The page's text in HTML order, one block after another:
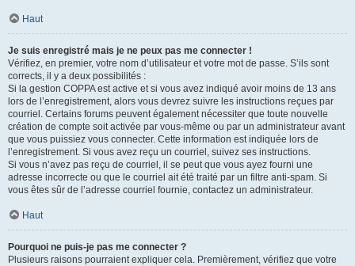
Haut
Je suis enregistré mais je ne peux pas me connecter !
Vérifiez, en premier, votre nom d’utilisateur et votre mot de passe. S’ils sont
corrects, il y a deux possibilités :
Si la gestion COPPA est active et si vous avez indiqué avoir moins de 13 ans
lors de l’enregistrement, alors vous devrez suivre les instructions reçues par
courriel. Certains forums peuvent également nécessiter que toute nouvelle
création de compte soit activée par vous-même ou par un administrateur avant
que vous puissiez vous connecter. Cette information est indiquée lors de
l’enregistrement. Si vous avez reçu un courriel, suivez ses instructions.
Si vous n’avez pas reçu de courriel, il se peut que vous ayez fourni une
adresse incorrecte ou que le courriel ait été traité par un filtre anti-spam. Si
vous êtes sûr de l’adresse courriel fournie, contactez un administrateur.
Haut
Pourquoi ne puis-je pas me connecter ?
Plusieurs raisons pourraient expliquer cela. Premièrement, vérifiez que votre